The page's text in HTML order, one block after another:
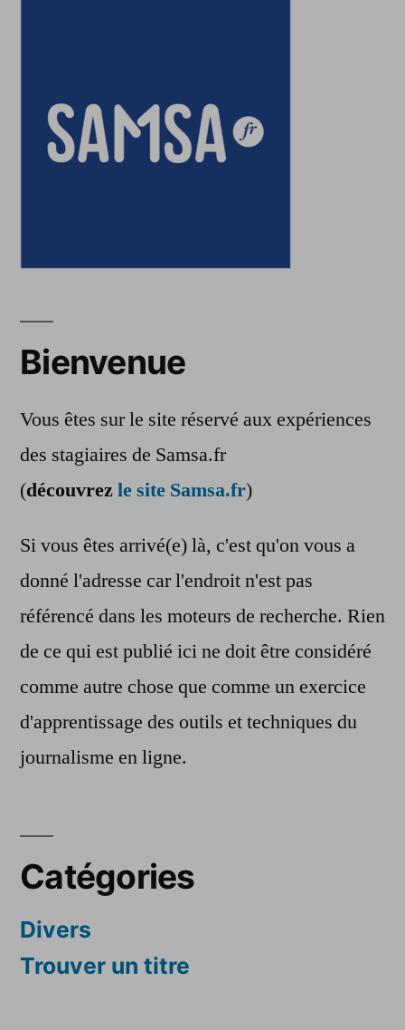
Bienvenue
Vous êtes sur le site réservé aux expériences
des stagiaires de Samsa.fr
(découvrezle site Samsa.fr)
Si vous êtes arrivé(e) là, c'est qu'on vous a
donné l'adresse car l'endroit n'est pas
référencé dans les moteurs de recherche. Rien
de ce qui est publié ici ne doit être considéré
comme autre chose que comme un exercice
d'apprentissage des outils et techniques du
journalisme en ligne.
Catégories
Divers
Trouver un titre